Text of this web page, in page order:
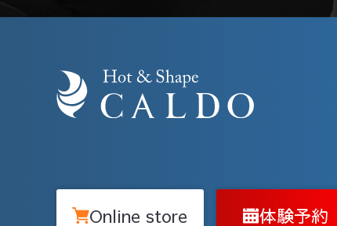
Online store 体験予約